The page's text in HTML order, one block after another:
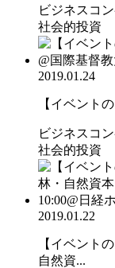
ビジネスコ
社会的投資
2019.01.24
【イベント
ビジネスコ
社会的投資
2019.01.22
【イベント
自然資...